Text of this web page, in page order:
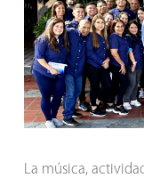
La música,